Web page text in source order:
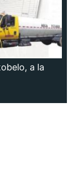
a la